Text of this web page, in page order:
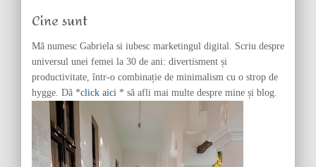
o
Cine sunt
Mă numesc Gabriela si iubesc marketingul digital. Scriu despre
universul unei femei la 30 de ani: divertisment și
productivitate, într-o combinație de minimalism cu o strop de
hygge. Dă *click aici * să afli mai multe despre mine și blog.